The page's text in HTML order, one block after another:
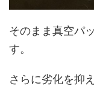
そのまま真空パ
す。
さらに劣化を抑